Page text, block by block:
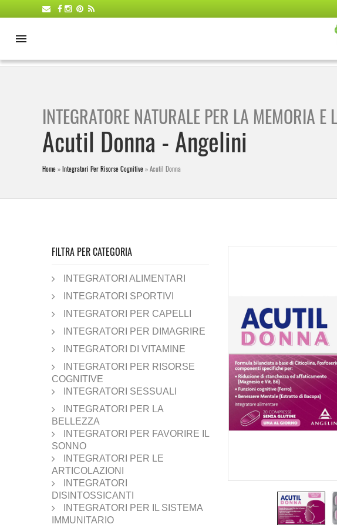
INTEGRATORE NATURALE PER LA MEMORIA E
Acutil Donna -Angelini
Home»Integratori Per Risorse Cognitive»Acutil Donna
FILTRA PER CATEGORIA
INTEGRATORI ALIMENTARI
INTEGRATORI SPORTIVI
INTEGRATORI PER CAPELLI
INTEGRATORI PER DIMAGRIRE
INTEGRATORI DI VITAMINE
INTEGRATORI PER RISORSE
COGNITIVE
INTEGRATORI SESSUALI
INTEGRATORI PER LA
BELLEZZA
INTEGRATORI PER FAVORIRE IL
SONNO
INTEGRATORI PER LE
ARTICOLAZIONI
INTEGRATORI
DISINTOSSICANTI
INTEGRATORI PER IL SISTEMA
IMMUNITARIO